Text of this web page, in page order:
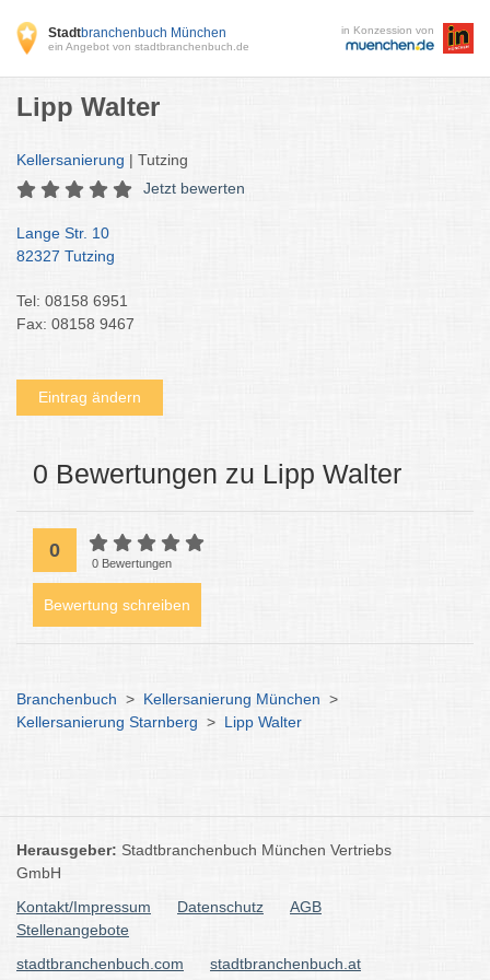
Stadtbranchenbuch München
ein Angebot von stadtbranchenbuch.de
in Konzession von
Lipp Walter
Kellersanierung | Tutzing
Jetzt bewerten
Lange Str. 10
82327 Tutzing
Tel: 08158 6951
Fax: 08158 9467
Eintrag ändern
0 Bewertungen zu Lipp Walter
0
0 Bewertungen
Bewertung schreiben
Branchenbuch > Kellersanierung München >
Kellersanierung Starnberg > Lipp Walter
Herausgeber: Stadtbranchenbuch München Vertriebs
GmbH
Kontakt/Impressum
Datenschutz
AGB
Stellenangebote
stadtbranchenbuch.com
stadtbranchenbuch.at